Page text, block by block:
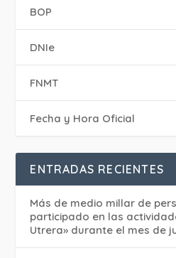
BOP
DNIe
FNMT
Fecha y Hora Oficial
ENTRADAS RECIENTES
Más de medio millar de
participado en las
Utrera» durante el mes de